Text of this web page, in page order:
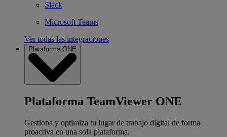
Slack
Microsoft Teams
Ver todas las integraciones
Plataforma ONE
Plataforma TeamViewer ONE
Gestiona y optimiza tu lugar de trabajo digital de forma
proactiva en una sola plataforma.